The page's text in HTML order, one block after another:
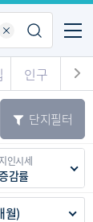
메뉴
인구
단지필터
지인시세
감률
월)